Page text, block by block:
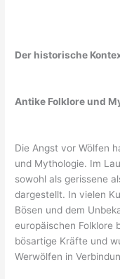
Der historische
Antike Folklore und
Die Angst vor Wölfen
und Mythologie. Im
sowohl als gerissene
dargestellt. In vielen
Bösen und dem
europäischen Folklore
bösartige Kräfte und
Werwölfen in